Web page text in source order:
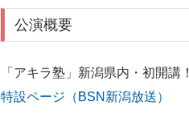
公演概要
「アキラ塾」新潟県内・初開講！
特設ページ（BSN新潟放送）